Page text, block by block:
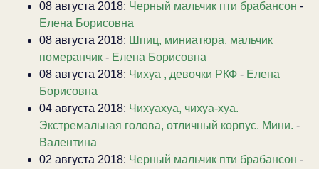
08 августа 2018: Черный мальчик пти брабансон -
Елена Борисовна
08 августа 2018: Шпиц, миниатюра. мальчик
померанчик - Елена Борисовна
08 августа 2018: Чихуа , девочки РКФ - Елена
Борисовна
04 августа 2018: Чихуахуа, чихуа-хуа.
Экстремальная голова, отличный корпус. Мини. -
Валентина
02 августа 2018: Черный мальчик пти брабансон -